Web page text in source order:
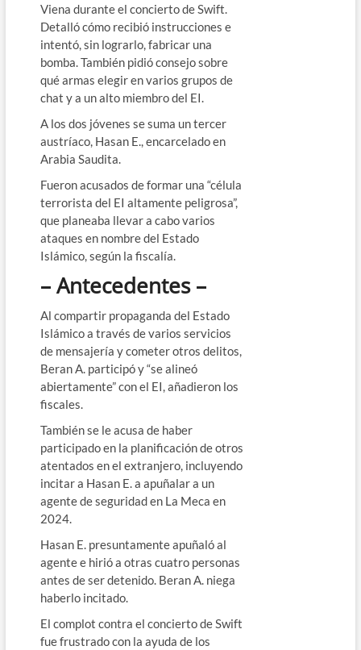
Viena durante el concierto de Swift.
Detalló cómo recibió instrucciones e
intentó, sin lograrlo, fabricar una
bomba. También pidió consejo sobre
qué armas elegir en varios grupos de
chat y a un alto miembro del EI.
A los dos jóvenes se suma un tercer
austríaco, Hasan E., encarcelado en
Arabia Saudita.
Fueron acusados de formar una “célula
terrorista del EI altamente peligrosa”,
que planeaba llevar a cabo varios
ataques en nombre del Estado
Islámico, según la fiscalía.
– Antecedentes –
Al compartir propaganda del Estado
Islámico a través de varios servicios
de mensajería y cometer otros delitos,
Beran A. participó y “se alineó
abiertamente” con el EI, añadieron los
fiscales.
También se le acusa de haber
participado en la planificación de otros
atentados en el extranjero, incluyendo
incitar a Hasan E. a apuñalar a un
agente de seguridad en La Meca en
2024.
Hasan E. presuntamente apuñaló al
agente e hirió a otras cuatro personas
antes de ser detenido. Beran A. niega
haberlo incitado.
El complot contra el concierto de Swift
fue frustrado con la ayuda de los